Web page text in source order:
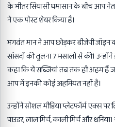
के भीतर सियासी घमासान के बीच आप
ने एक पोस्ट शेयर किया है।
भगवंत मान ने आप छोड़कर बीजेपी
सांसदों की तुलना 7 मसालों से की।
कहा कि ये सब्जियां तब तक ही अहम हैं
आप में इनकी कोई अहमियत नहीं है।
उन्होंने सोशल मीडिया प्लेटफॉर्म एक्स
पाउडर, लाल मिर्च, काली मिर्च और